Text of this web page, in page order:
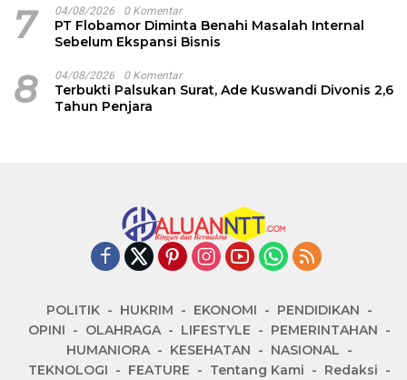
7 04/08/2026 0 Komentar
PT Flobamor Diminta Benahi Masalah Internal
Sebelum Ekspansi Bisnis
8 04/08/2026 0 Komentar
Terbukti Palsukan Surat, Ade Kuswandi Divonis 2,6
Tahun Penjara
POLITIK HUKRIM EKONOMI
PENDIDIKAN
OPINI
OLAHRAGA LIFESTYLE
PEMERINTAHAN
HUMANIORA
KESEHATAN
NASIONAL
TEKNOLOGI
FEATURE Tentang Kami Redaksi